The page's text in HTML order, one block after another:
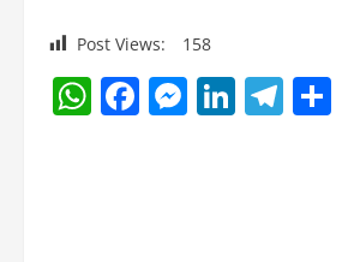
Post Views: 158
WhatsApp
Facebook